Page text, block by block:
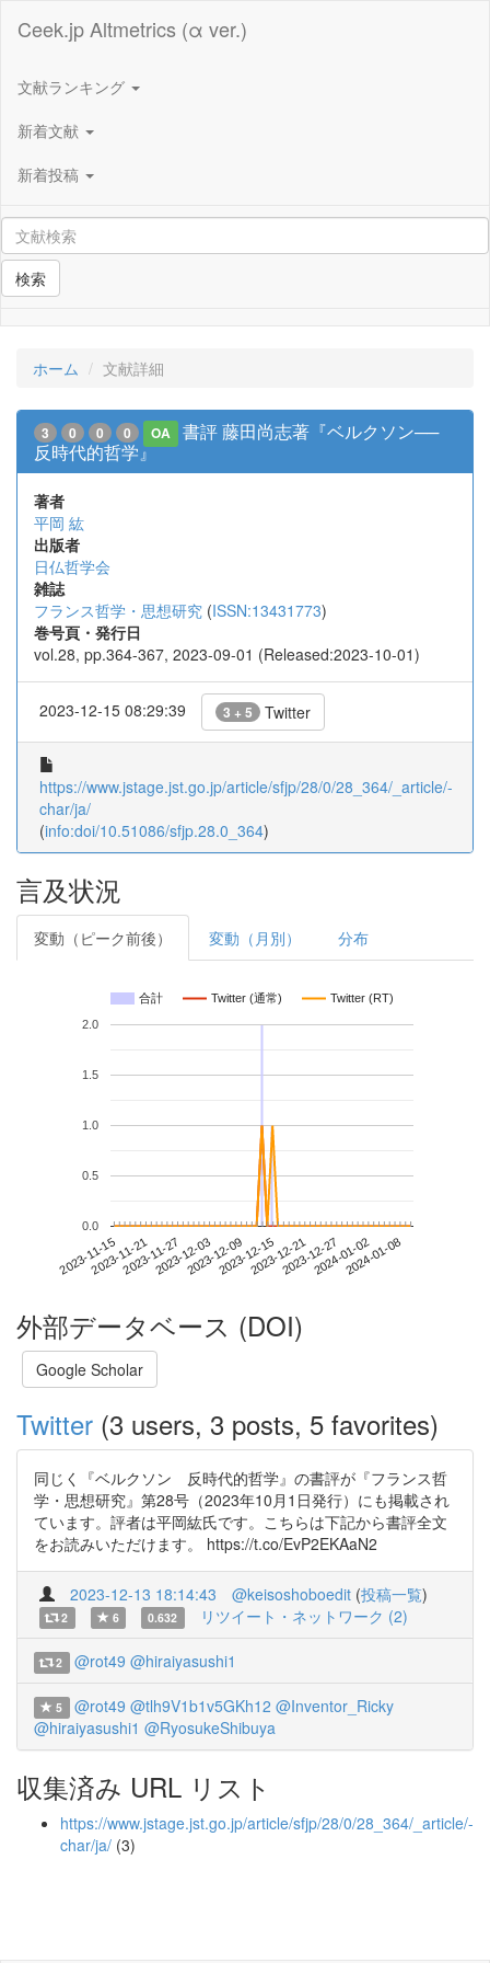
Ceek.jp Altmetrics (α ver.)
文献ランキング
新着文献
新着投稿
検索
ホーム 文献詳細
3 0 0 0 OA
書評 藤田尚志著『ベルクソン──
反時代的哲学』
著者
平岡 紘
出版者
日仏哲学会
雑誌
フランス哲学・思想研究 (ISSN:13431773)
巻号頁・発行日
vol.28, pp.364-367, 2023-09-01 (Released:2023-10-01)
2023-12-15 08:29:39 3 + 5 Twitter
https://www.jstage.jst.go.jp/article/sfjp/28/0/28_364/_article/-
char/ja/
(info:doi/10.51086/sfjp.28.0_364)
言及状況
変動（ピーク前後） 変動（月別） 分布
合計 Twitter (通常) Twitter (RT)
2023-11-152023-11-212023-11-272023-12-032023-12-092023-12-152023-12-212023-12-272024-01-022024-01-08
0.0
0.5
1.0
1.5
2.0
外部データベース (DOI)
Google Scholar
Twitter (3 users, 3 posts, 5 favorites)
同じく『ベルクソン 反時代的哲学』の書評が『フランス哲
学・思想研究』第28号（2023年10月1日発行）にも掲載され
ています。評者は平岡紘氏です。こちらは下記から書評全文
をお読みいただけます。 https://t.co/EvP2EKAaN2
2023-12-13 18:14:43 @keisoshoboedit (投稿一覧)
2 6 0.632 リツイート・ネットワーク (2)
2 @rot49 @hiraiyasushi1
5 @rot49 @tlh9V1b1v5GKh12 @Inventor_Ricky
@hiraiyasushi1 @RyosukeShibuya
収集済み URL リスト
https://www.jstage.jst.go.jp/article/sfjp/28/0/28_364/_article/-
char/ja/ (3)